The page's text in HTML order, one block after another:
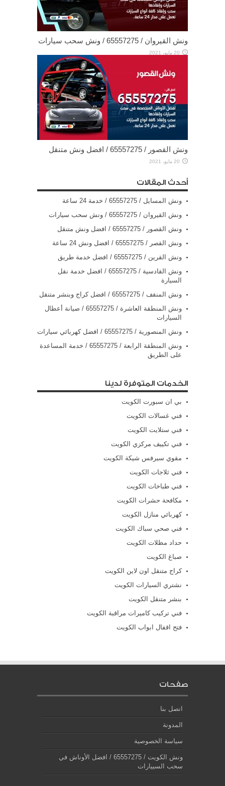
ونش القيروان / 65557275 / ونش سحب سيارات
20 مايو، 2021
ونش القصور / 65557275 / افضل ونش متنقل
20 مايو، 2021
أحدث المقالات
ونش المسايل / 65557275 / خدمة 24 ساعة
ونش القيروان / 65557275 / ونش سحب سيارات
ونش القصور / 65557275 / افضل ونش متنقل
ونش القصر / 65557275 / افضل ونش 24 ساعة
ونش القرين / 65557275 / افضل خدمة طريق
ونش القادسية / 65557275 / افضل خدمة نقل
السيارة
ونش المنقف / 65557275 / افضل كراج وبنشر متنقل
ونش المنطقة العاشرة / 65557275 / صيانة أعطال
السيارات
ونش المنصورية / 65557275 / افضل كهربائي سيارات
ونش المنطقة الرابعة / 65557275 / خدمة المساعدة
على الطريق
الخدمات المتوفرة لدينا
بي ان سبورت الكويت
فني غسالات الكويت
فني ستلايت الكويت
فني تكييف مركزي الكويت
مقوي سيرفس شيكة الكويت
فني ثلاجات الكويت
فني طباخات الكويت
مكافحة حشرات الكويت
كهربائي منازل الكويت
فني صحي سباك الكويت
حداد مظلات الكويت
صباغ الكويت
كراج متنقل اون لاين الكويت
نشتري السيارات الكويت
بنشر متنقل الكويت
فني تركيب كاميرات مراقبة الكويت
فتح اقفال ابواب الكويت
صفحات
اتصل بنا
المدونة
سياسة الخصوصية
ونش الكويت / 65557275 / افضل الأوناش في
سحب السييارات